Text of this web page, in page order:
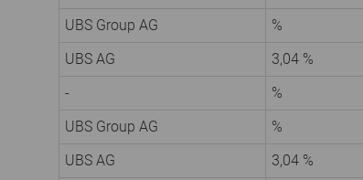
UBS Group AG
%
UBS AG
3,04 %
-
%
UBS Group AG
%
UBS AG
3,04 %